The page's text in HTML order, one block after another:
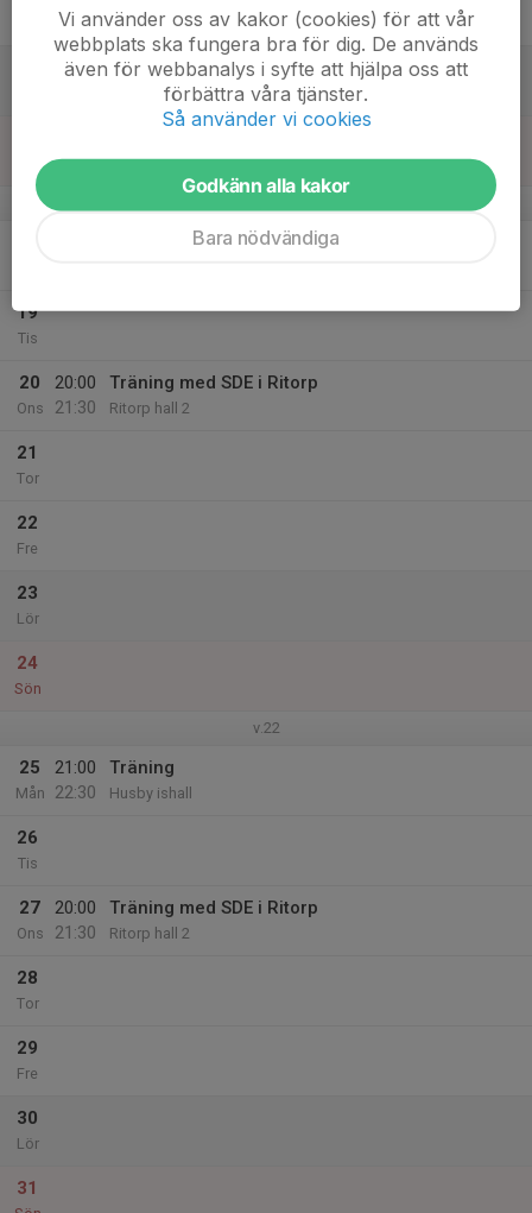
19
Tis
20
Ons
20:00
21:30
Träning med SDE i Ritorp
Ritorp hall 2
21
Tor
22
Fre
23
Lör
24
Sön
v.22
25
Mån
21:00
22:30
Träning
Husby ishall
26
Tis
27
Ons
20:00
21:30
Träning med SDE i Ritorp
Ritorp hall 2
28
Tor
29
Fre
30
Lör
31
Vi använder oss av kakor (cookies) för att vår
webbplats ska fungera bra för dig. De används
även för webbanalys i syfte att hjälpa oss att
förbättra våra tjänster.
Så använder vi cookies
Godkänn alla kakor
Bara nödvändiga